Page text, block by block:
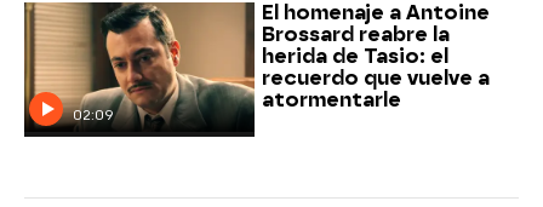
02:09
El homenaje a Antoine
Brossard reabre la
herida de Tasio: el
recuerdo que vuelve a
atormentarle